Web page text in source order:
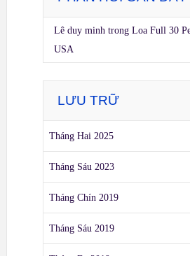
Lê duy minh trong Loa Full 30
USA
LƯU TRỮ
Tháng Hai 2025
Tháng Sáu 2023
Tháng Chín 2019
Tháng Sáu 2019